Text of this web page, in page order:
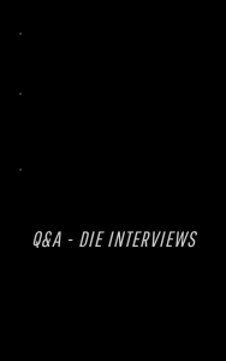
Q&A - DIE INTERVIEWS